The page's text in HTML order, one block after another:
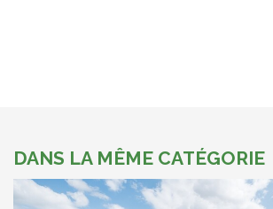
DANS LA MÊME CATÉGORIE